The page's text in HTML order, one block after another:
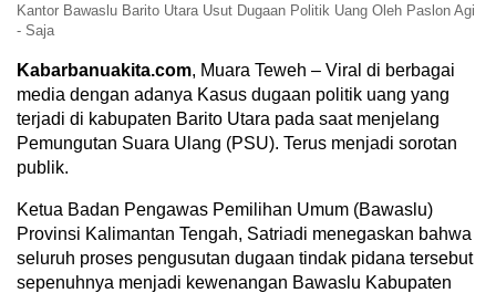
Kantor Bawaslu Barito Utara Usut Dugaan Politik Uang Oleh Paslon Agi
- Saja
Kabarbanuakita.com, Muara Teweh – Viral di berbagai
media dengan adanya Kasus dugaan politik uang yang
terjadi di kabupaten Barito Utara pada saat menjelang
Pemungutan Suara Ulang (PSU). Terus menjadi sorotan
publik.
Ketua Badan Pengawas Pemilihan Umum (Bawaslu)
Provinsi Kalimantan Tengah, Satriadi menegaskan bahwa
seluruh proses pengusutan dugaan tindak pidana tersebut
sepenuhnya menjadi kewenangan Bawaslu Kabupaten